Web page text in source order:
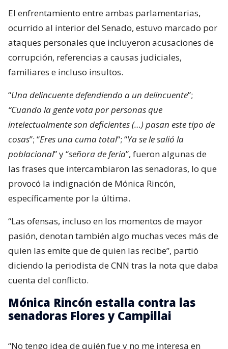
El enfrentamiento entre ambas parlamentarias,
ocurrido al interior del Senado, estuvo marcado por
ataques personales que incluyeron acusaciones de
corrupción, referencias a causas judiciales,
familiares e incluso insultos.
“Una delincuente defendiendo a un delincuente”;
“Cuando la gente vota por personas que
intelectualmente son deficientes (…) pasan este tipo de
cosas”; “Eres una cuma total“; “Ya se le salió la
poblacional” y “señora de feria”, fueron algunas de
las frases que intercambiaron las senadoras, lo que
provocó la indignación de Mónica Rincón,
específicamente por la última.
“Las ofensas, incluso en los momentos de mayor
pasión, denotan también algo muchas veces más de
quien las emite que de quien las recibe”, partió
diciendo la periodista de CNN tras la nota que daba
cuenta del conflicto.
Mónica Rincón estalla contra las
senadoras Flores y Campillai
“No tengo idea de quién fue y no me interesa en